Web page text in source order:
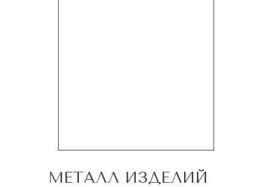
МЕТАЛЛ ИЗДЕЛИЙ